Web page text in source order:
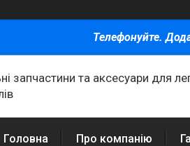
Телефонуйте.
запчастини та аксесуари для
Головна Про компанію